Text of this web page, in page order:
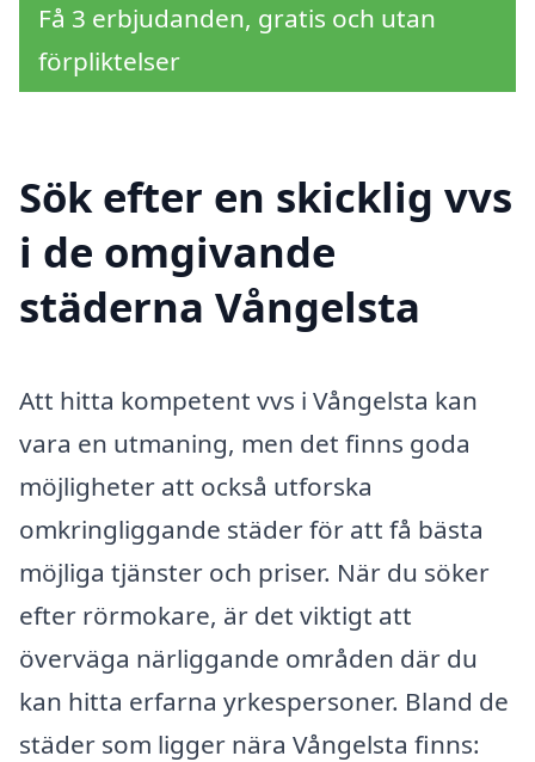
Få 3 erbjudanden, gratis och utan
förpliktelser
Sök efter en skicklig vvs
i de omgivande
städerna Vångelsta
Att hitta kompetent vvs i Vångelsta kan
vara en utmaning, men det finns goda
möjligheter att också utforska
omkringliggande städer för att få bästa
möjliga tjänster och priser. När du söker
efter rörmokare, är det viktigt att
överväga närliggande områden där du
kan hitta erfarna yrkespersoner. Bland de
städer som ligger nära Vångelsta finns: